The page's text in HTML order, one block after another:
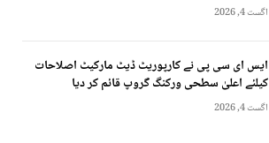
اگست 4, 2026
ایس ای سی پی نے کارپوریٹ ڈیٹ مارکیٹ اصلاحات
کیلئے اعلیٰ سطحی ورکنگ گروپ قائم کر دیا
اگست 4, 2026